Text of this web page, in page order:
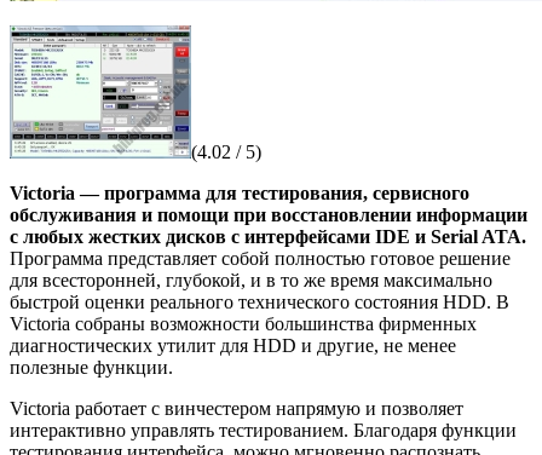
(4.02 / 5)
Victoria — программа для тестирования, сервисного
обслуживания и помощи при восстановлении информации
с любых жестких дисков с интерфейсами IDE и Serial ATA.
Программа представляет собой полностью готовое решение
для всесторонней, глубокой, и в то же время максимально
быстрой оценки реального технического состояния HDD. В
Victoria собраны возможности большинства фирменных
диагностических утилит для HDD и другие, не менее
полезные функции.
Victoria работает с винчестером напрямую и позволяет
интерактивно управлять тестированием. Благодаря функции